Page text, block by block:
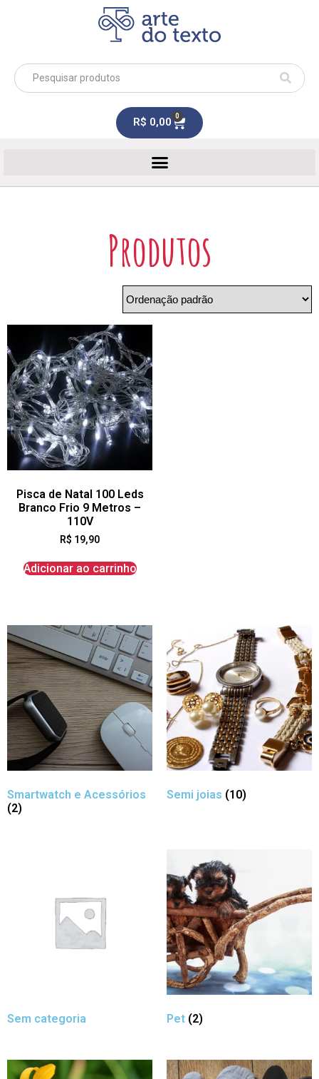
R$ 0,00 0
Produtos
Pisca de Natal 100 Leds
Branco Frio 9 Metros –
110V
R$ 19,90
Adicionar ao carrinho
Smartwatch e Acessórios
(2)
Semi joias (10)
Sem categoria Pet (2)